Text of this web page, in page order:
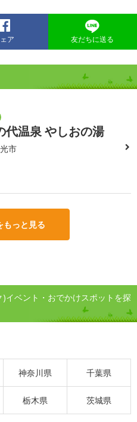
ア 友だちに送る
代温泉 やしおの湯
市
もっと見る
イベント・おでかけスポットを探
神奈川県 千葉県
栃木県 茨城県